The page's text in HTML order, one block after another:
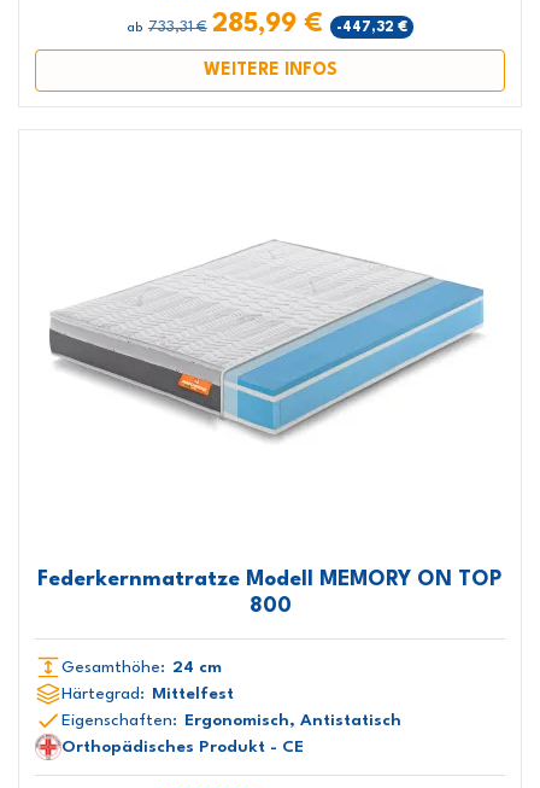
ab 733,31 € 285,99 € -447,32 €
WEITERE INFOS
Federkernmatratze Modell MEMORY ON TOP
800
Gesamthöhe: 24 cm
Härtegrad:
Mittelfest
Eigenschaften:
Ergonomisch, Antistatisch
Orthopädisches Produkt - CE